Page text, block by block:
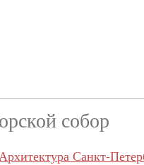
собор
Санкт-